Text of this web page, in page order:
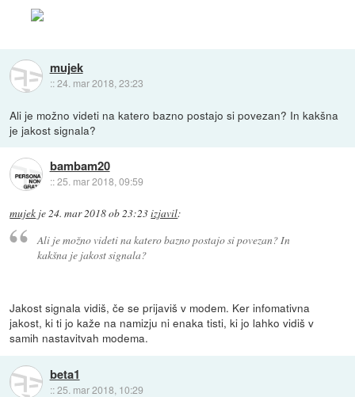
mujek
::24. mar 2018, 23:23
Ali je možno videti na katero bazno postajo si povezan? In kakšna
je jakost signala?
bambam20
::25. mar 2018, 09:59
mujek je24. mar 2018 ob 23:23izjavil:
Ali je možno videti na katero bazno postajo si povezan? In
kakšna je jakost signala?
Jakost signala vidiš, če se prijaviš v modem. Ker infomativna
jakost, ki ti jo kaže na namizju ni enaka tisti, ki jo lahko vidiš v
samih nastavitvah modema.
beta1
::25. mar 2018, 10:29